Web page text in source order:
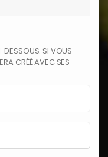
DESSOUS. SI VOUS
CRÉÉ AVEC SES